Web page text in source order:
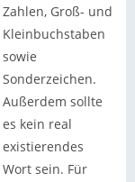
Zahlen, Groß- und
Kleinbuchstaben
sowie
Sonderzeichen.
Außerdem sollte
es kein real
existierendes
Wort sein. Für